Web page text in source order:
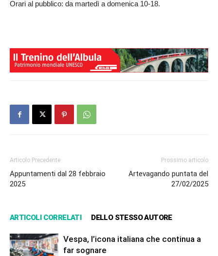
Orari al pubblico: da martedì a domenica 10-18.
Articolo Precedente
Appuntamenti dal 28 febbraio
2025
Prossimo articolo
Artevagando puntata del
27/02/2025
ARTICOLI CORRELATI DELLO STESSO AUTORE
Vespa, l’icona italiana che continua a
far sognare